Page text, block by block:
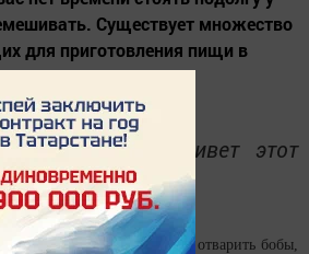
Существует множество
для приготовления пищи в
на кухне живет этот
о скороварке.
случаях, когда вам нужно отварить бобы,